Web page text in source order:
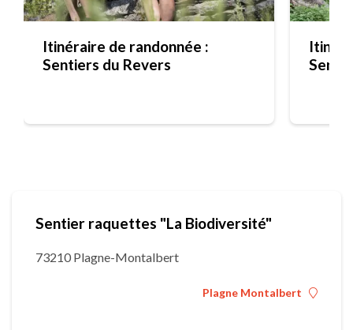
Itinéraire de randonnée :
Sentiers du Revers
Sentier raquettes "La Biodiversité"
73210 Plagne-Montalbert
Plagne Montalbert